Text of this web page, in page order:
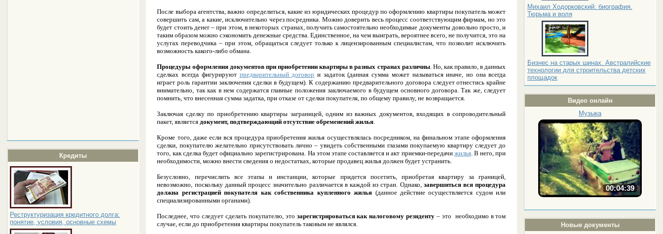
Кредиты
Реструктуризация кредитного долга:
понятие, условия, основные схемы
Михаил Ходорковский: биография.
Тюрьма и воля
Бизнес на старых шинах. Австралийские
технологии для строительства детских
площадок
Видео онлайн
Музыка
00:04:39
Новые документы
После выбора агентства, важно определиться, какие из юридических процедур по оформлению квартиры покупатель может
совершить сам, а какие, исключительно через посредника. Можно доверить весь процесс соответствующим фирмам, но это
будет стоить денег – при этом, в некоторых странах, получить самостоятельно необходимые документы довольно просто, и
таким образом можно сэкономить денежные средства. Единственное, на чем выиграть, вероятнее всего, не получится, это на
услугах переводчика – при этом, обращаться следует только к лицензированным специалистам, что позволит исключить
возможность какого-либо обмана.
Процедуры оформления документов при приобретении квартиры в разных странах различны. Но, как правило, в данных
сделках всегда фигурируют предварительный договор и задаток (данная сумма может называться иначе, но она всегда
играет роль гарантии заключения сделки в будущем). К содержанию предварительного договора следует отнестись крайне
внимательно, так как в нем содержатся главные положения заключаемого в будущем основного договора. Так же, следует
помнить, что внесенная сумма задатка, при отказе от сделки покупателя, по общему правилу, не возвращается.
Заключая сделку по приобретению квартиры заграницей, одним из важных документов, входящих в сопроводительный
пакет, является документ, подтверждающий отсутствие обременений жилья
Кроме того, даже если вся процедура приобретения жилья осуществлялась посредником, на финальном этапе оформления
сделки, покупателю желательно присутствовать лично – увидеть собственными глазами покупаемую квартиру следует до
того, как сделка будет официально зарегистрирована. На этом этапе составляется и акт приемки-передачи жилья. В него, при
необходимости, можно внести сведения о недостатках, которые продавец жилья должен будет устранить.
Безусловно, перечислить все этапы и инстанции, которые придется посетить, приобретая квартиру за границей,
невозможно, поскольку данный процесс значительно различается в каждой из стран. Однако, завершиться вся процедура
должна регистрацией покупателя как собственника купленного жилья (данное действие осуществляется судом или
специализированными органами).
Последнее, что следует сделать покупателю, это зарегистрироваться как налоговому резиденту – это необходимо в том
случае, если до приобретения квартиры покупатель таковым не являлся.